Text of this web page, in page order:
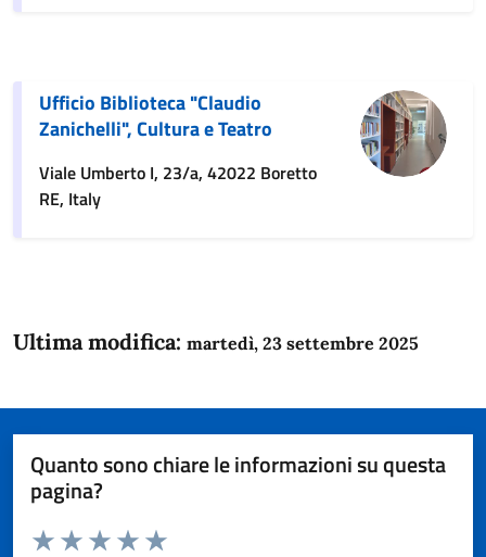
Ufficio Biblioteca "Claudio
Zanichelli", Cultura e Teatro
Viale Umberto I, 23/a, 42022 Boretto
RE, Italy
Ultima modifica: martedì, 23 settembre 2025
Quanto sono chiare le informazioni su questa
pagina?
Domanda
Valuta da 1 a 5 stelle la pagina